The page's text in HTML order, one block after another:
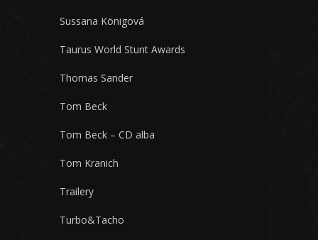
Sussana Königová
Taurus World Stunt Awards
Thomas Sander
Tom Beck
Tom Beck – CD alba
Tom Kranich
Trailery
Turbo&Tacho